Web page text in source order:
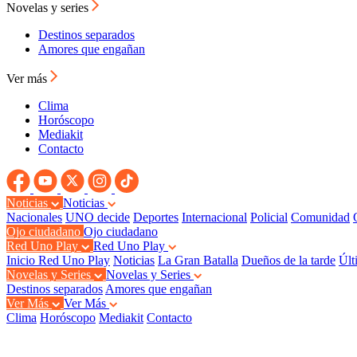
Novelas y series
Destinos separados
Amores que engañan
Ver más
Clima
Horóscopo
Mediakit
Contacto
Noticias
Noticias
Nacionales UNO decide Deportes Internacional Policial Comunidad
Ojo ciudadano Ojo ciudadano
Red Uno Play
Red Uno Play
Inicio Red Uno Play Noticias La Gran Batalla Dueños de la tarde
Novelas y Series
Novelas y Series
Destinos separados Amores que engañan
Ver Más
Ver Más
Clima Horóscopo Mediakit Contacto